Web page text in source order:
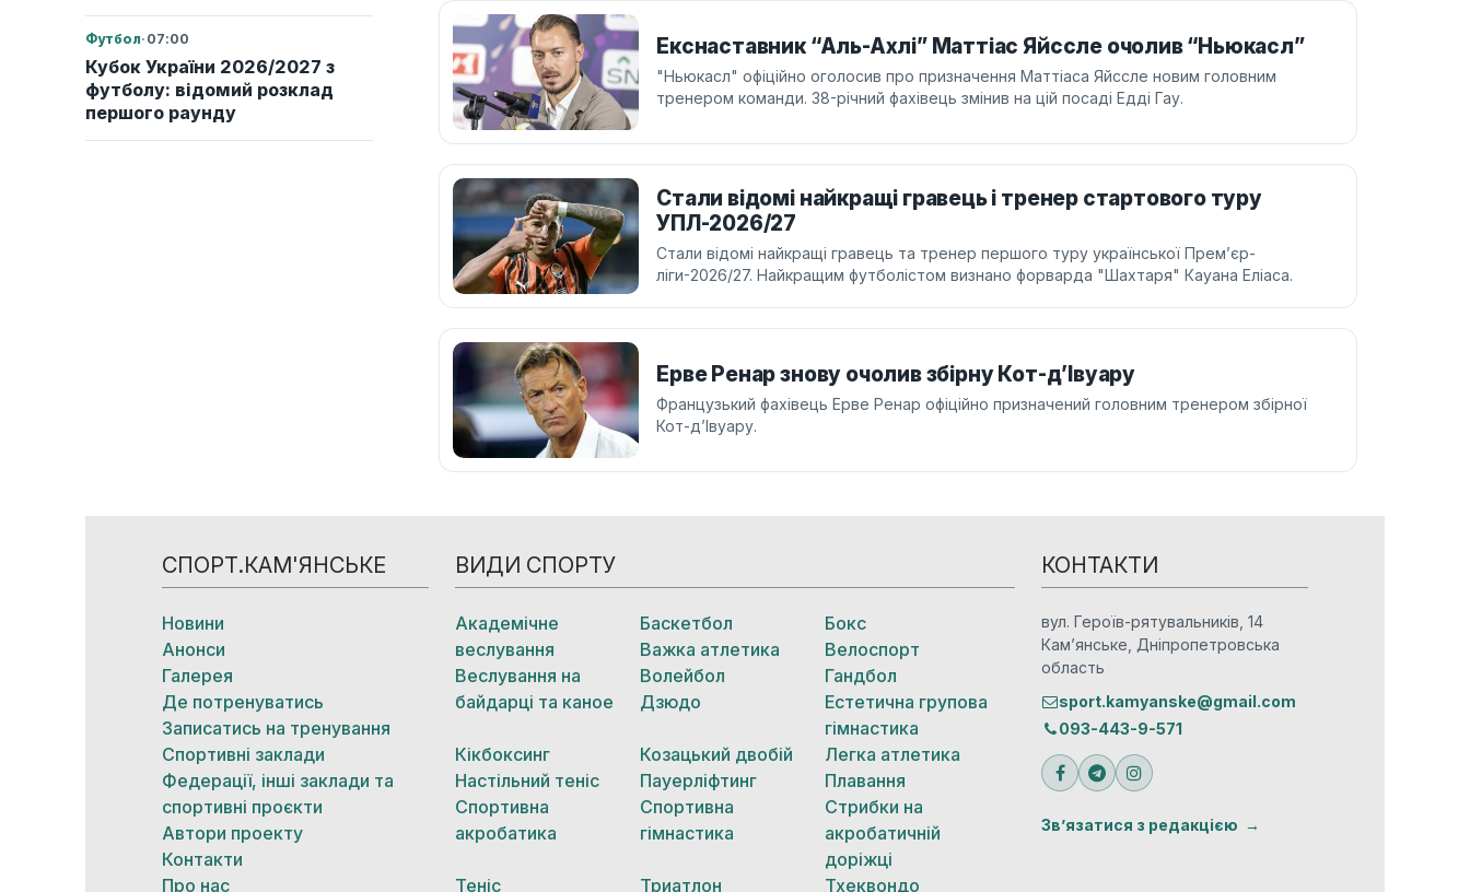
Футбол· 07:00
Кубок України 2026/2027 з
футболу: відомий розклад
першого раунду
Екснаставник “Аль-Ахлі” Маттіас Яйссле очолив “Ньюкасл”
"Ньюкасл" офіційно оголосив про призначення Маттіаса Яйссле новим головним
тренером команди. 38-річний фахівець змінив на цій посаді Едді Гау.
Стали відомі найкращі гравець і тренер стартового туру
УПЛ-2026/27
Стали відомі найкращі гравець та тренер першого туру української Прем’єр-
ліги-2026/27. Найкращим футболістом визнано форварда "Шахтаря" Кауана Еліаса.
Ерве Ренар знову очолив збірну Кот-д’Івуару
Французький фахівець Ерве Ренар офіційно призначений головним тренером збірної
Кот-д’Івуару.
СПОРТ.КАМ'ЯНСЬКЕ
Новини
Анонси
Галерея
Де потренуватись
Записатись на тренування
Спортивні заклади
Федерації, інші заклади та
спортивні проєкти
Автори проекту
Контакти
Про нас
ВИДИ СПОРТУ
Академічне
веслування
Баскетбол
Бокс
Важка атлетика
Велоспорт
Веслування на
байдарці та каное
Волейбол
Гандбол
Дзюдо
Естетична групова
гімнастика
Кікбоксинг
Козацький двобій
Легка атлетика
Настільний теніс
Пауерліфтинг
Плавання
Спортивна
акробатика
Спортивна
гімнастика
Стрибки на
акробатичній
доріжці
Теніс
Триатлон Тхеквондо
КОНТАКТИ
вул. Героїв-рятувальників, 14
Кам’янське, Дніпропетровська
область
sport.kamyanske@gmail.com
093-443-9-571
Зв’язатися з редакцією